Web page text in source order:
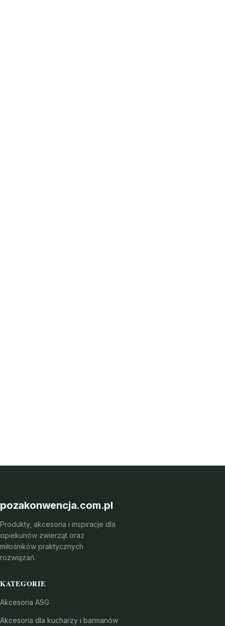
pozakonwencja.com.pl
Produkty, akcesoria i inspiracje dla
opiekunów zwierząt oraz
miłośników praktycznych
rozwiązań.
KATEGORIE
Akcesoria ASG
Akcesoria dla kucharzy i barmanów